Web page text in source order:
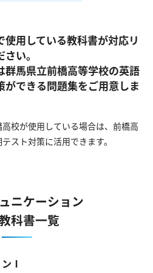
用している教科書が対応リ
い。
群馬県立前橋高等学校の英語
できる問題集をご用意しま
校が使用している場合は、 前橋高
スト対策に活用できます。
ニケーション
科書一覧
Ⅰ